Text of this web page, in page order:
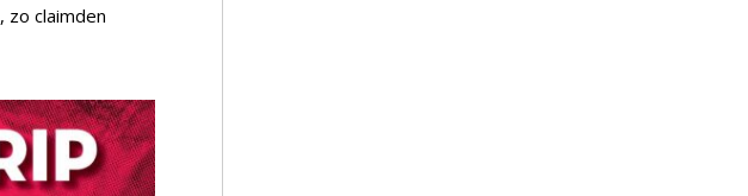
, zo claimden